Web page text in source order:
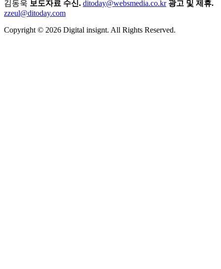
김동욱 보도자료 수신. ditoday@websmedia.co.kr 광고 및 제휴.
zzeul@ditoday.com
Copyright © 2026 Digital insignt. All Rights Reserved.